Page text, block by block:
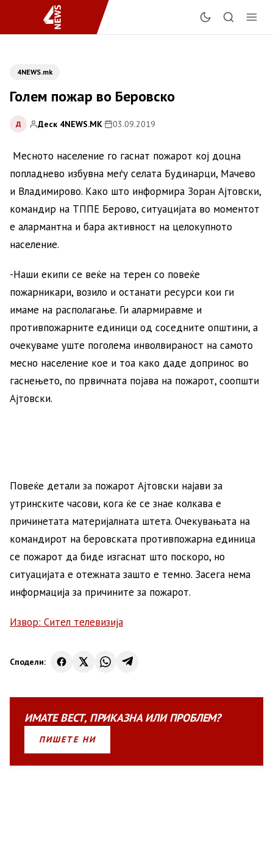
4NEWS.mk
Голем пожар во Беровско
Д Деск 4NEWS.MK| 03.09.2019
Месното население го гаснат пожарот кој доцна
попладнево избувна меѓу селата Будинарци, Мачево
и Владимирово. Како што информира Зоран Ајтовски,
командир на ТППЕ Берово, ситуацијата во моментот
е алармантна и бара активност на целокупното
население.
-Наши екипи се веќе на терен со повеќе
пожарникари, возило и останати ресурси кои ги
имаме на располагање. Ги алармиравме и
противпожарните единици од соседните општини, а
очекуваме уште поголема инволвираност на самото
месно население кое и тоа како даде допринос во
гаснењето, по првичната појава на пожарот, соопшти
Ајтовски.
Повеќе детали за пожарот Ајтовски најави за
утринските часови, кога ќе се знае колкава е
причинетата материјалната штета. Очекувањата на
командирот на беровската противпожарна единица
се пожарот да биде изгаснат што поскоро, но
ситуацијата е отежната зашто е темно. Засега нема
информација за причините за пожарот.
Извор: Сител телевизија
Сподели:
ИМАТЕВЕСТ, ПРИКАЗНАИЛИПРОБЛЕМ?
ПИШЕТЕ НИ